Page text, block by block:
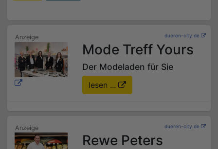
dueren-city.de
Mode Treff Yours
Der Modeladen für Sie
lesen ...
dueren-city.de
Rewe Peters